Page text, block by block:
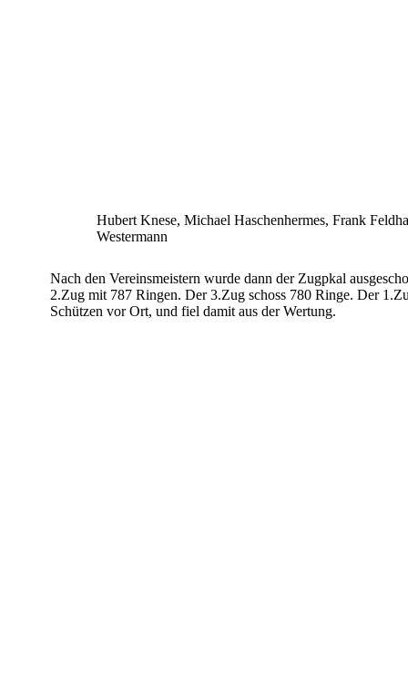
Nach den Vereinsmeistern wurde dann der Zugpkal
2.Zug mit 787 Ringen. Der 3.Zug schoss 780 Ringe. Der
Schützen vor Ort, und fiel damit aus derWertung.
Hubert Knese, Michael Haschenhermes, Frank
Westermann